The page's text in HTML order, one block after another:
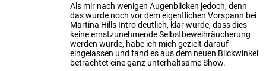
Als mir nach wenigen Augenblicken jedoch, denn
das wurde noch vor dem eigentlichen Vorspann bei
Martina Hills Intro deutlich, klar wurde, dass dies
keine ernstzunehmende Selbstbeweihräucherung
werden würde, habe ich mich gezielt darauf
eingelassen und fand es aus dem neuen Blickwinkel
betrachtet eine ganz unterhaltsame Show.